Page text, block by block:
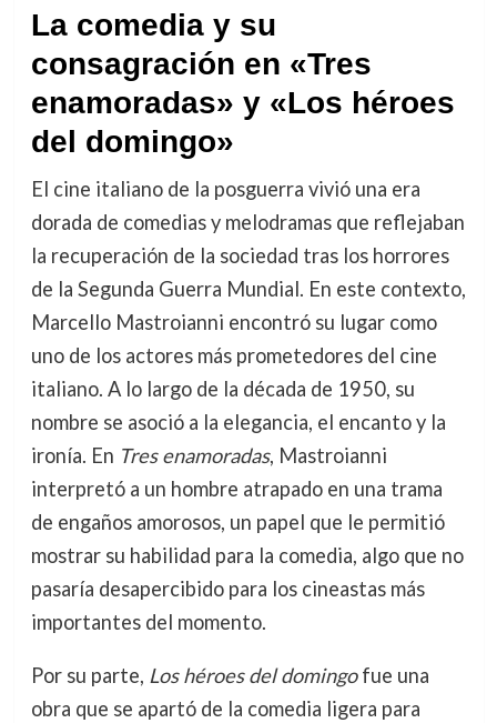
La comedia y su
consagración en «Tres
enamoradas» y «Los héroes
del domingo»
El cine italiano de la posguerra vivió una era
dorada de comedias y melodramas que reflejaban
la recuperación de la sociedad tras los horrores
de la Segunda Guerra Mundial. En este contexto,
Marcello Mastroianni encontró su lugar como
uno de los actores más prometedores del cine
italiano. A lo largo de la década de 1950, su
nombre se asoció a la elegancia, el encanto y la
ironía. En Tres enamoradas, Mastroianni
interpretó a un hombre atrapado en una trama
de engaños amorosos, un papel que le permitió
mostrar su habilidad para la comedia, algo que no
pasaría desapercibido para los cineastas más
importantes del momento.
Por su parte, Los héroes del domingofue una
obra que se apartó de la comedia ligera para